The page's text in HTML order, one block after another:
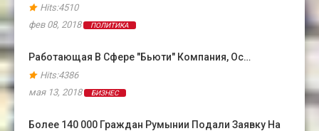
Hits:4510
фев 08, 2018
ПОЛИТИКА
Работающая В Сфере "бьюти" Компания, Ос…
Hits:4386
мая 13, 2018
БИЗНЕС
Более 140 000 Граждан Румынии Подали Заявку На